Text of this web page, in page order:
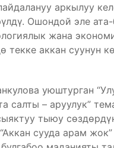
аркылуу
Ошондой эле
жана
текке аккан суунун
уюштурган
салты – аруулук”
тыюу
сууда арам